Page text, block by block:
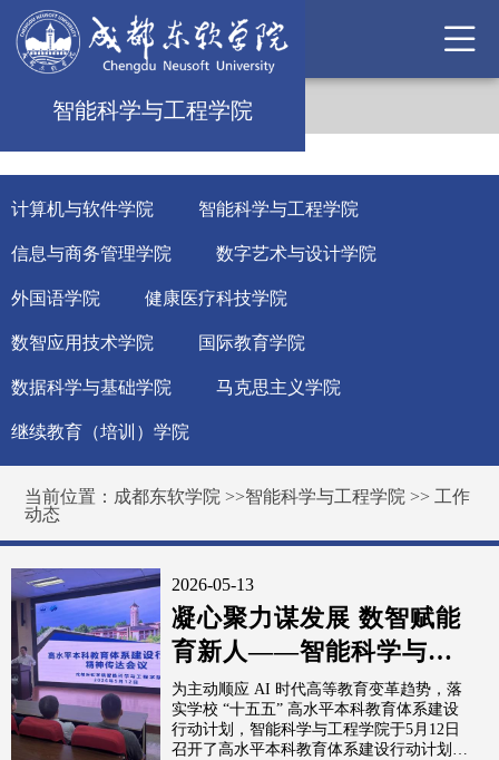
智能科学与工程学院
计算机与软件学院 智能科学与工程学院
信息与商务管理学院 数字艺术与设计学院
外国语学院 健康医疗科技学院
数智应用技术学院 国际教育学院
数据科学与基础学院 马克思主义学院
继续教育（培训）学院
当前位置： 成都东软学院 >>智能科学与工程学院 >> 工作
动态
2026-05-13
凝心聚力谋发展 数智赋能
育新人——智能科学与工
程学院召开高水平本科教
育体系建设...
为主动顺应 AI 时代高等教育变革趋势，落
实学校 “十五五” 高水平本科教育体系建设
行动计划，智能科学与工程学院于5月12日
召开了高水平本科教育体系建设行动计划精